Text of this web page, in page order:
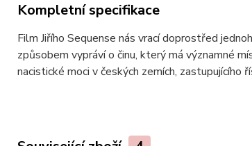
Kompletní specifikace
Film Jiřího Sequense nás vrací doprostřed
způsobem vypráví o činu, který má významné
nacistické moci v českých zemích, zastupujícího